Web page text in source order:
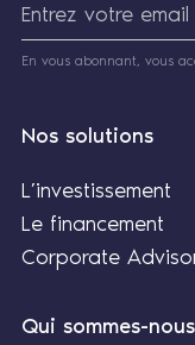
Nos solutions
L’investissement
Le financement
Corporate
Qui sommes-
En vous abonnant, vous